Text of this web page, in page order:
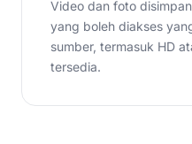
Video dan foto
yang boleh diakses
sumber, termasuk HD
tersedia.